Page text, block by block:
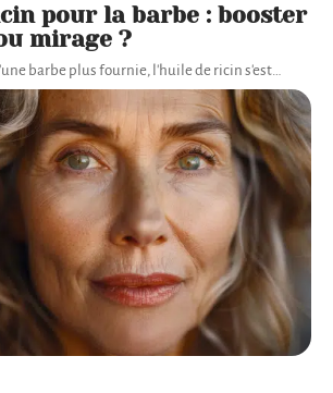
pour la barbe : booster
mirage ?
barbe plus fournie, l'huile de ricin s'est